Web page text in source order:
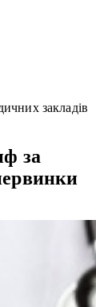
закладів
за